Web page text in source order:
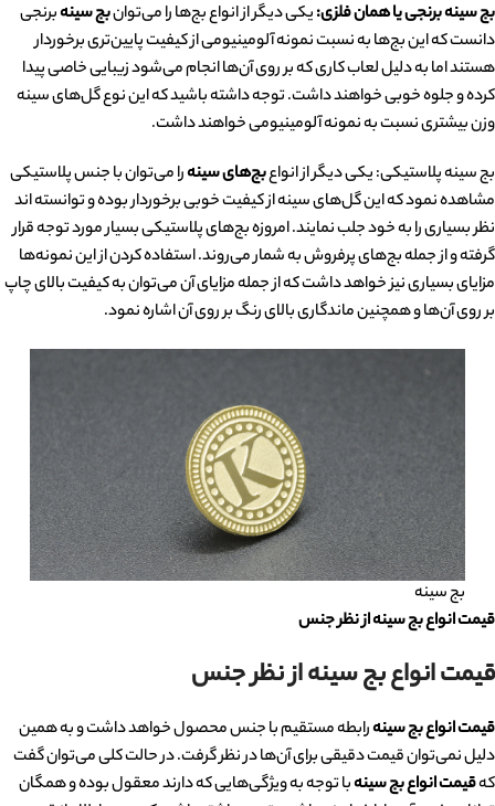
بج سینه برنجی یا همان فلزی:یکی دیگر از انواع بج‌ها را می‌توانبج سینهبرنجی
دانست که این بج‌ها به نسبت نمونه آلومینیومی از کیفیت پایین‌تری برخوردار
هستند اما به دلیل لعاب کاری که بر روی آن‌ها انجام می‌شود زیبایی خاصی پیدا
کرده و جلوه خوبی خواهند داشت. توجه داشته باشید که این نوع گل‌های سینه
وزن بیشتری نسبت به نمونه آلومینیومی خواهند داشت.
بج سینه پلاستیکی: یکی دیگر از انواعبج‌های سینهرا می‌توان با جنس پلاستیکی
مشاهده نمود که این گل‌های سینه از کیفیت خوبی برخوردار بوده و توانسته اند
نظر بسیاری را به خود جلب نمایند. امروزه بج‌های پلاستیکی بسیار مورد توجه قرار
گرفته و از جمله بج‌های پرفروش به شمار می‌روند. استفاده کردن از این نمونه‌ها
مزایای بسیاری نیز خواهد داشت که از جمله مزایای آن می‌توان به کیفیت بالای چاپ
بر روی آن‌ها و همچنین ماندگاری بالای رنگ بر روی آن اشاره نمود.
بج سینه
قیمت انواع بج سینه از نظر جنس
قیمت انواع بج سینه از نظر جنس
قیمت انواع بج سینهرابطه مستقیم با جنس محصول خواهد داشت و به همین
دلیل نمی‌توان قیمت دقیقی برای آن‌ها در نظر گرفت. در حالت کلی می‌توان گفت
کهقیمت انواع بج سینهبا توجه به ویژگی‌هایی که دارند معقول بوده و همگان